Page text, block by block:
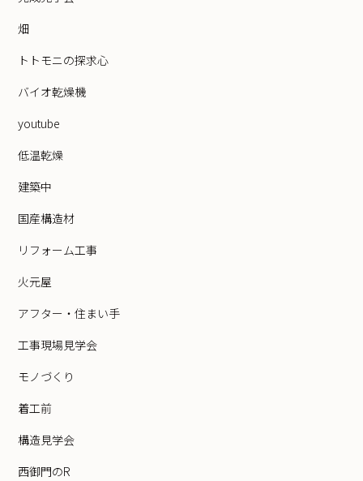
畑
トトモニの探求心
バイオ乾燥機
youtube
低温乾燥
建築中
国産構造材
リフォーム工事
火元屋
アフター・住まい手
工事現場見学会
モノづくり
着工前
構造見学会
西御門のR